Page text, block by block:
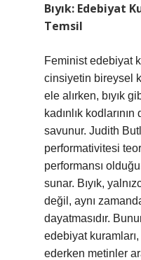
Bıyık: Edebiyat
Temsil
Feminist edebiyat
cinsiyetin bireysel
ele alırken, bıyık
kadınlık
savunur. Judith
performativitesi
performansı
sunar. Bıyık,
değil, aynı
dayatmasıdır.
edebiyat kuramları,
ederken metinler